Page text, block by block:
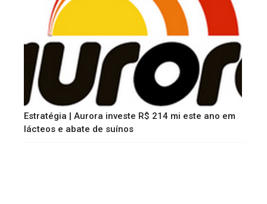
Estratégia | Aurora investe R$ 214 mi este ano em
lácteos e abate de suínos